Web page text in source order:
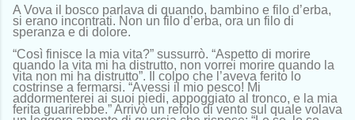
A Vova il bosco parlava di quando, bambino e filo d’erba,
si erano incontrati. Non un filo d’erba, ora un filo di
speranza e di dolore.
“Così finisce la mia vita?” sussurrò. “Aspetto di morire
quando la vita mi ha distrutto, non vorrei morire quando la
vita non mi ha distrutto”. Il colpo che l’aveva ferito lo
costrinse a fermarsi. “Avessi il mio pesco! Mi
addormenterei ai suoi piedi, appoggiato al tronco, e la mia
ferita guarirebbe.” Arrivò un refolo di vento sul quale volava